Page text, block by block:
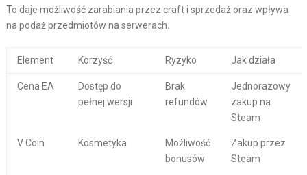
To daje możliwość zarabiania przez craft i sprzedaż oraz wpływa
na podaż przedmiotów na serwerach.
Element Korzyść Ryzyko Jak działa
Cena EA
Dostęp do
pełnej wersji
Brak
refundów
Jednorazowy
zakup na
Steam
V Coin Kosmetyka
Możliwość
bonusów
Zakup przez
Steam